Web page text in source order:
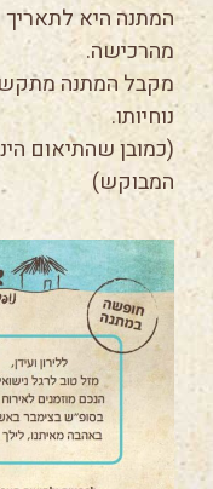
המתנה היא
מהרכישה.
מקבל המתנה
נוחיותו.
(כמובן שהתיאום
המבוקש)